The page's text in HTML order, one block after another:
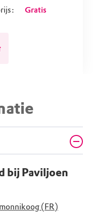
Gratis
bij Paviljoen
(FR)